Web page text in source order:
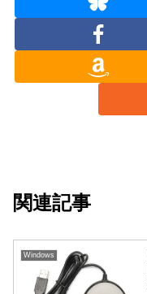
関連記事
Windows